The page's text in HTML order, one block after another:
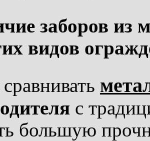
заборов из
видов
с
большую